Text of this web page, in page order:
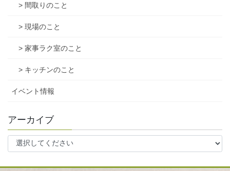
> 間取りのこと
> 現場のこと
> 家事ラク室のこと
> キッチンのこと
イベント情報
アーカイブ